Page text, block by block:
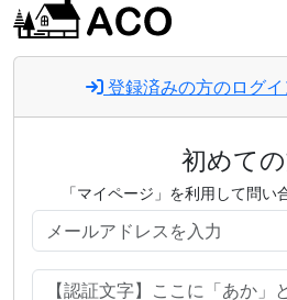
登録済みの方のログ
初めて
「マイページ」を利用して問い